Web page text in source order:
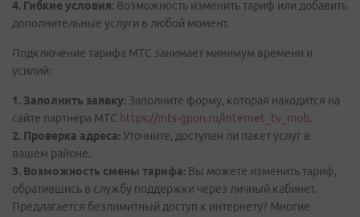
4. Гибкие условия: Возможность изменить тариф или добавить
дополнительные услуги в любой момент.
Подключение тарифа МТС занимает минимум времени и
усилий:
1. Заполнить заявку: Заполните форму, которая находится на
сайте партнера МТС https://mts-gpon.ru/internet_tv_mob.
2. Проверка адреса: Уточните, доступен ли пакет услуг в
вашем районе.
3. Возможность смены тарифа: Вы можете изменить тариф,
обратившись в службу поддержки через личный кабинет.
Предлагается безлимитный доступ к интернету? Многие